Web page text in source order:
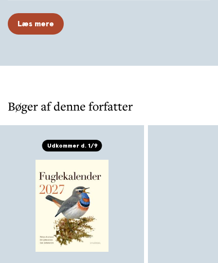
Læs mere
Bøger af denne forfatter
Udkommer d. 1/9